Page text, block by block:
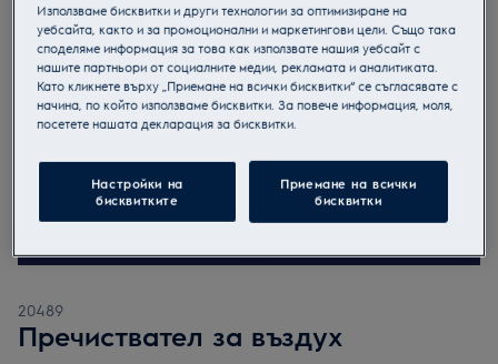
20489
Пречиствател за въздух
Използваме бисквитки и други технологии за оптимизиране на
уебсайта, както и за промоционални и маркетингови цели. Също така
споделяме информация за това как използвате нашия уебсайт с
нашите партньори от социалните медии, рекламата и аналитиката.
Като кликнете върху „Приемане на всички бисквитки“ се съгласявате с
начина, по който използваме бисквитки. За повече информация, моля,
посетете нашата декларация за бисквитки.
Настройки на
бисквитките
Приемане на всички
бисквитки